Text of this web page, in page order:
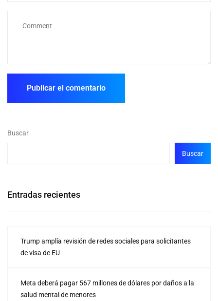
Buscar
Buscar
Entradas recientes
Trump amplía revisión de redes sociales para solicitantes
de visa de EU
Meta deberá pagar 567 millones de dólares por daños a la
salud mental de menores